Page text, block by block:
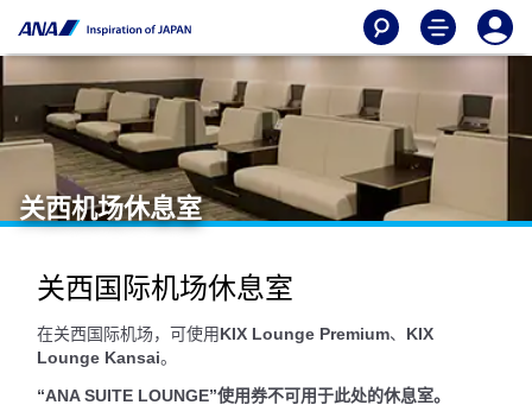
关西机场休息室
关西国际机场休息室
在关西国际机场，可使用KIX Lounge Premium、 KIX
Lounge Kansai。
“ANA SUITE LOUNGE”使用券不可用于此处的休息室。